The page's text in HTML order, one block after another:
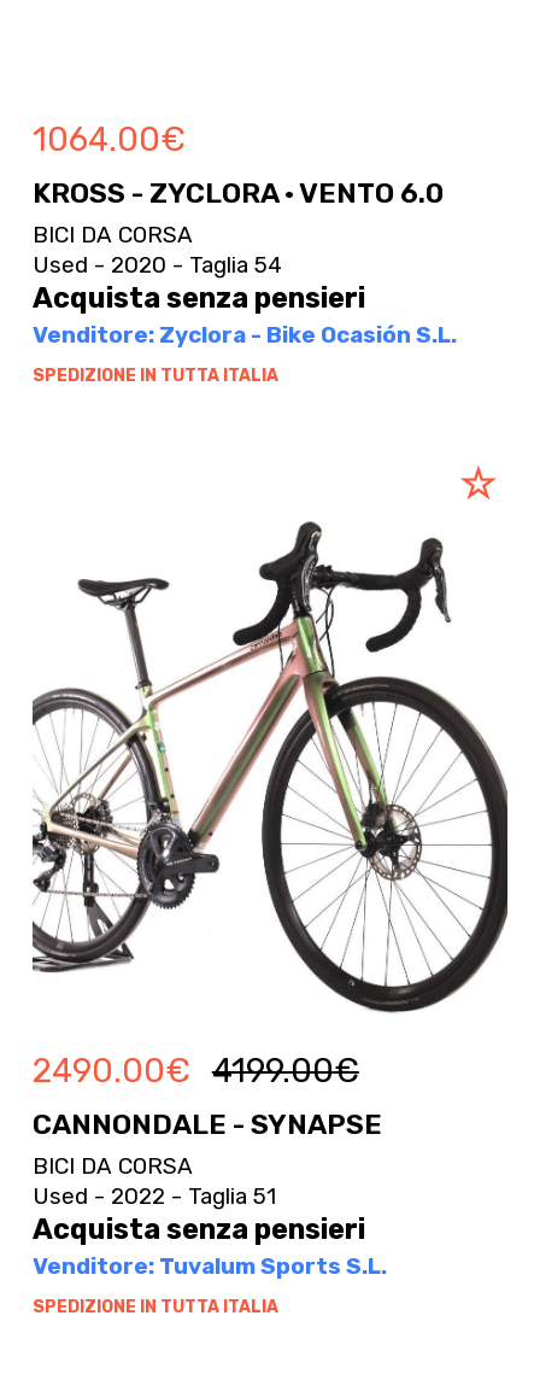
1064.00€
KROSS - ZYCLORA · VENTO 6.0
BICI DA CORSA
Used - 2020 - Taglia 54
Acquista senza pensieri
Venditore: Zyclora - Bike Ocasión S.L.
SPEDIZIONE IN TUTTA ITALIA
2490.00€ 4199.00€
CANNONDALE - SYNAPSE
BICI DA CORSA
Used - 2022 - Taglia 51
Acquista senza pensieri
Venditore: Tuvalum Sports S.L.
SPEDIZIONE IN TUTTA ITALIA